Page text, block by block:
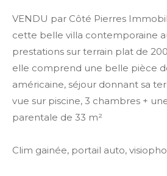
VENDU par Côté Pierres
cette belle villa contemporaine
prestations sur terrain plat de
elle comprend une belle pièce
américaine, séjour donnant sa
vue sur piscine, 3 chambres +
parentale de 33 m²
Clim gainée, portail auto,